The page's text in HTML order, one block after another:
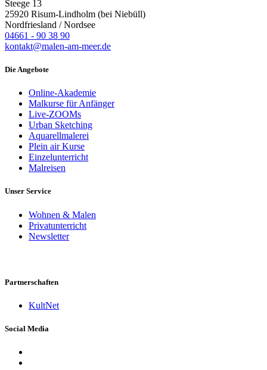
Steege 13
25920 Risum-Lindholm (bei Niebüll)
Nordfriesland / Nordsee
04661 - 90 38 90
kontakt@malen-am-meer.de
Die Angebote
Online-Akademie
Malkurse für Anfänger
Live-ZOOMs
Urban Sketching
Aquarellmalerei
Plein air Kurse
Einzelunterricht
Malreisen
Unser Service
Wohnen & Malen
Privatunterricht
Newsletter
Partnerschaften
KultNet
Social Media